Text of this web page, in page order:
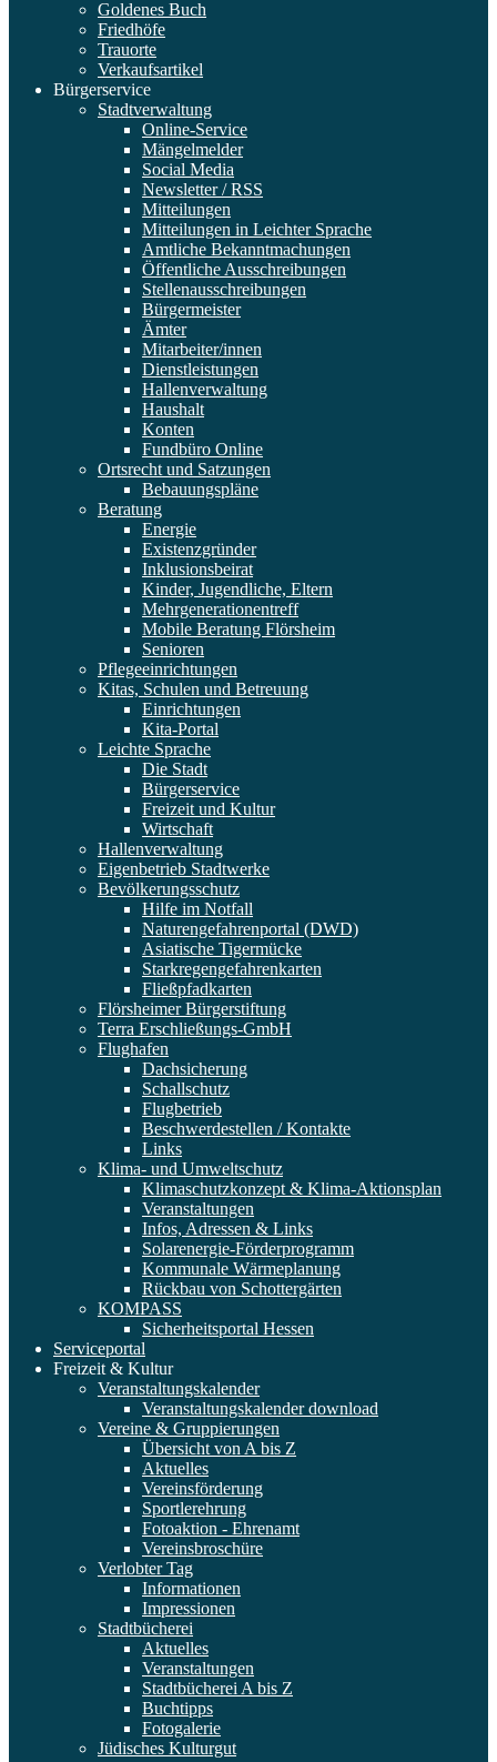
Goldenes Buch
Friedhöfe
Trauorte
Verkaufsartikel
Bürgerservice
Stadtverwaltung
Online-Service
Mängelmelder
Social Media
Newsletter / RSS
Mitteilungen
Mitteilungen in Leichter Sprache
Amtliche Bekanntmachungen
Öffentliche Ausschreibungen
Stellenausschreibungen
Bürgermeister
Ämter
Mitarbeiter/innen
Dienstleistungen
Hallenverwaltung
Haushalt
Konten
Fundbüro Online
Ortsrecht und Satzungen
Bebauungspläne
Beratung
Energie
Existenzgründer
Inklusionsbeirat
Kinder, Jugendliche, Eltern
Mehrgenerationentreff
Mobile Beratung Flörsheim
Senioren
Pflegeeinrichtungen
Kitas, Schulen und Betreuung
Einrichtungen
Kita-Portal
Leichte Sprache
Die Stadt
Bürgerservice
Freizeit und Kultur
Wirtschaft
Hallenverwaltung
Eigenbetrieb Stadtwerke
Bevölkerungsschutz
Hilfe im Notfall
Naturengefahrenportal (DWD)
Asiatische Tigermücke
Starkregengefahrenkarten
Fließpfadkarten
Flörsheimer Bürgerstiftung
Terra Erschließungs-GmbH
Flughafen
Dachsicherung
Schallschutz
Flugbetrieb
Beschwerdestellen / Kontakte
Links
Klima- und Umweltschutz
Klimaschutzkonzept & Klima-Aktionsplan
Veranstaltungen
Infos, Adressen & Links
Solarenergie-Förderprogramm
Kommunale Wärmeplanung
Rückbau von Schottergärten
KOMPASS
Sicherheitsportal Hessen
Serviceportal
Freizeit & Kultur
Veranstaltungskalender
Veranstaltungskalender download
Vereine & Gruppierungen
Übersicht von A bis Z
Aktuelles
Vereinsförderung
Sportlerehrung
Fotoaktion - Ehrenamt
Vereinsbroschüre
Verlobter Tag
Informationen
Impressionen
Stadtbücherei
Aktuelles
Veranstaltungen
Stadtbücherei A bis Z
Buchtipps
Fotogalerie
Jüdisches Kulturgut